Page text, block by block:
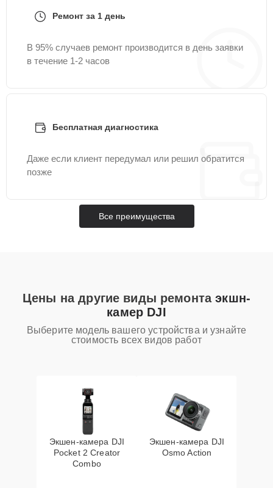
Ремонт за 1 день
В 95% случаев ремонт производится в день заявки
в течение 1-2 часов
Бесплатная диагностика
Даже если клиент передумал или решил обратится
позже
Все преимущества
Цены на другие виды ремонтаэкшн-
камер DJI
Выберите модель вашего устройства и узнайте
стоимость всех видов работ
Экшен-камера DJI
Pocket 2 Creator
Combo
Экшен-камера DJI
Osmo Action